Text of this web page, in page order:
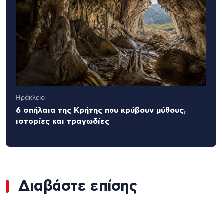
Ηράκλειο
6 σπήλαια της Κρήτης που κρύβουν μύθους,
ιστορίες και τραγωδίες
Διαβάστε επίσης